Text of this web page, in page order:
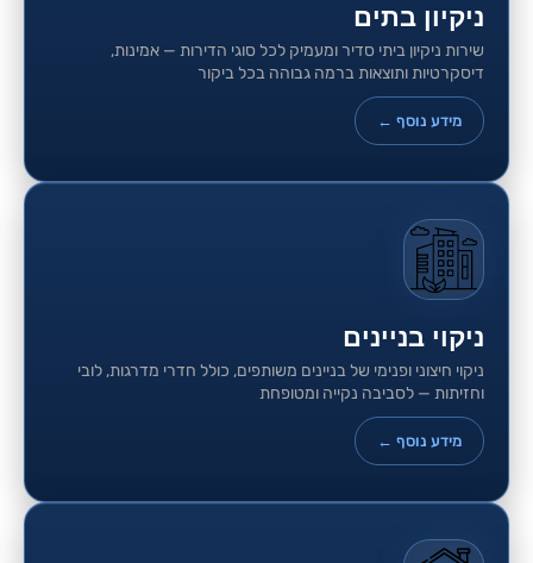
ניקיון בתים
שירות ניקיון ביתי סדיר ומעמיק לכל סוגי הדירות — אמינות,
דיסקרטיות ותוצאות ברמה גבוהה בכל ביקור
מידע נוסף ←
ניקוי בניינים
ניקוי חיצוני ופנימי של בניינים משותפים, כולל חדרי מדרגות, לובי
וחזיתות — לסביבה נקייה ומטופחת
מידע נוסף ←